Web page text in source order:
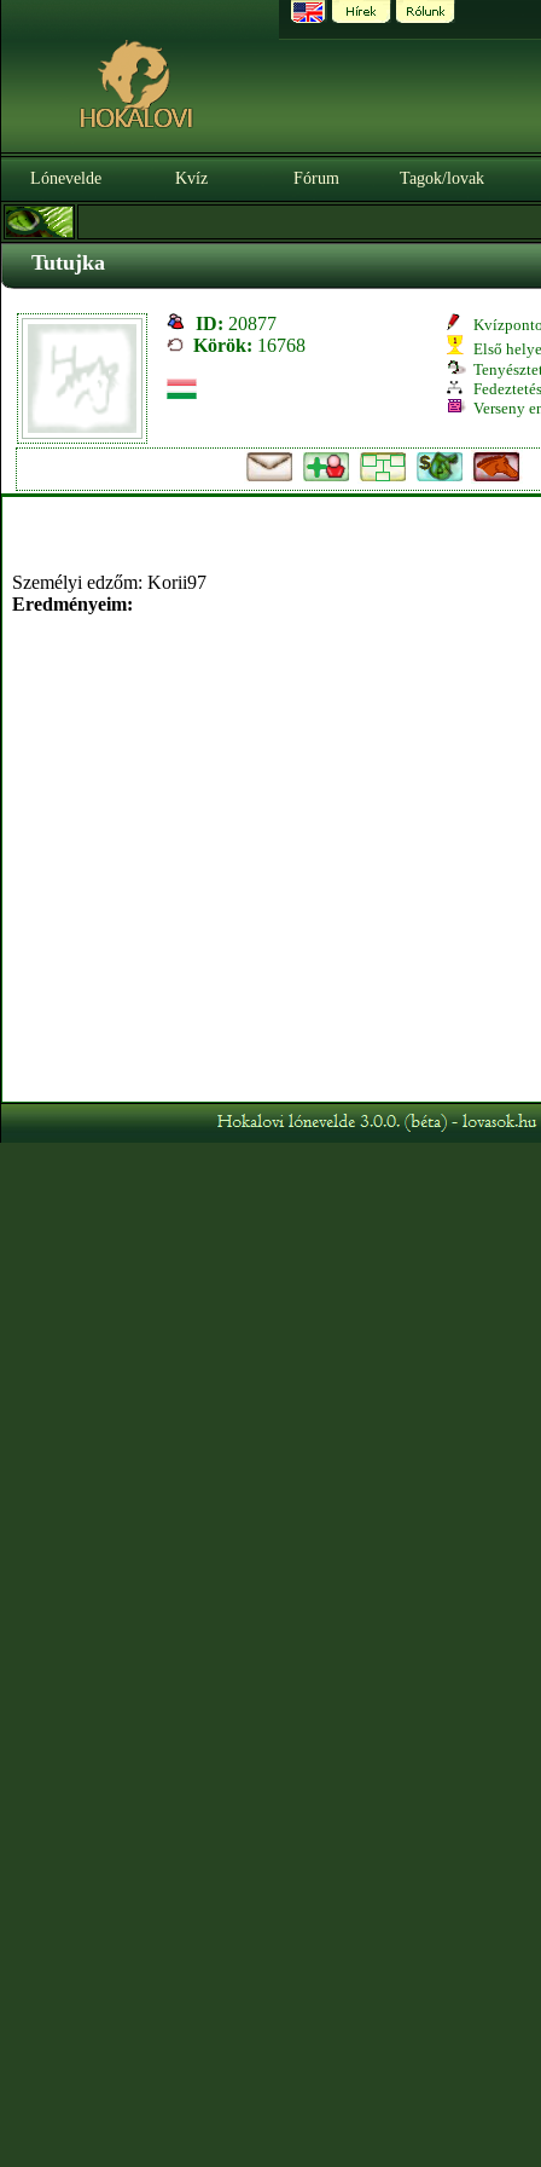
Lónevelde Kvíz Fórum Tagok/lovak
Tutujka
ID: 20877
Körök: 16768
Első
Verseny